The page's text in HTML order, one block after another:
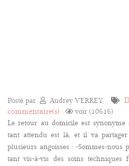
Posté par Audrey VERREY
commentaire(s)
voir (10616)
Le retour au domicile est synonyme
tant attendu est là, et il va
plusieurs angoisses : -Sommes-nous
tant vis-à-vis des soins techniques